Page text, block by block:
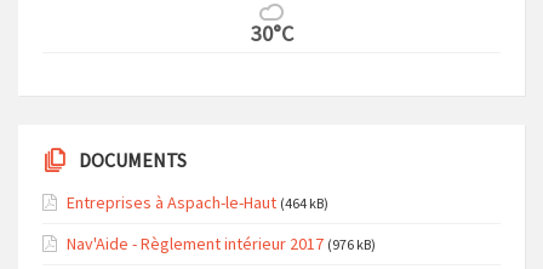
30°C
DOCUMENTS
Entreprises à Aspach-le-Haut (464 kB)
Nav'Aide - Règlement intérieur 2017 (976 kB)